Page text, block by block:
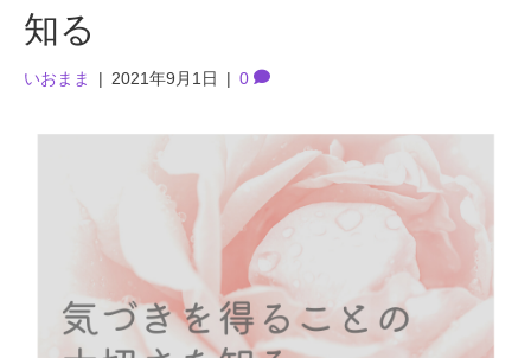
知る
いおまま | 2021年9月1日 | 0